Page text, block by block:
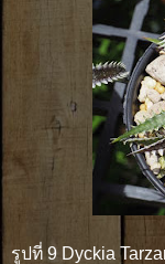
รูปที่ 9 Dyckia